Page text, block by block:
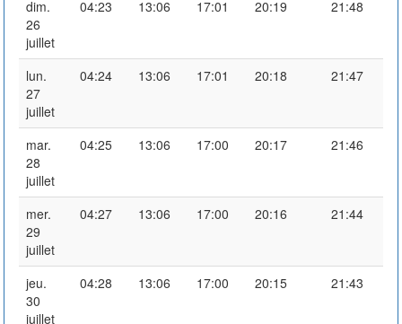
dim.
26
juillet
04:23 13:06 17:01 20:19 21:48
lun.
27
juillet
04:24 13:06 17:01 20:18 21:47
mar.
28
juillet
04:25 13:06 17:00 20:17 21:46
mer.
29
juillet
04:27 13:06 17:00 20:16 21:44
jeu.
30
juillet
04:28 13:06 17:00 20:15 21:43